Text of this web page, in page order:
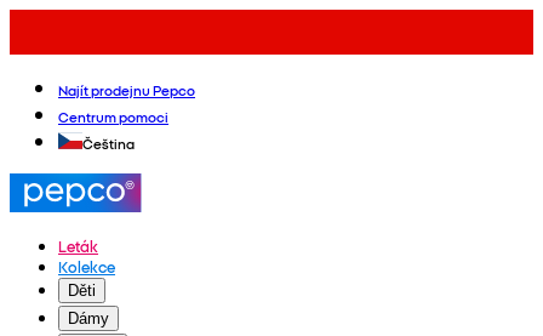
Najít prodejnu Pepco
Centrum pomoci
Čeština
Leták
Kolekce
Děti
Dámy